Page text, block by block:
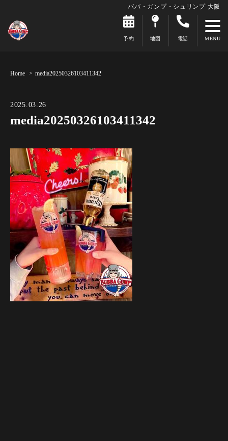
ババ・ガンプ・シュリンプ 大阪
予約 地図 電話
Home media20250326103411342
2025.03.26
media20250326103411342